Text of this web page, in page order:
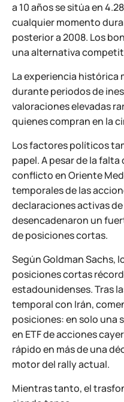
a 10 años se sitúa en
cualquier momento
posterior a 2008. Los
una alternativa
La experiencia histórica
durante periodos de
valoraciones elevadas
quienes compran en la
Los factores políticos
papel. A pesar de la
conflicto en Oriente
temporales de las
declaraciones activas
desencadenaron un
de posiciones cortas.
Según Goldman Sachs,
posiciones cortas
estadounidenses. Tras
temporal con Irán,
posiciones: en solo una
en ETF de acciones
rápido en más de una
motor del rally actual.
Mientras tanto, el